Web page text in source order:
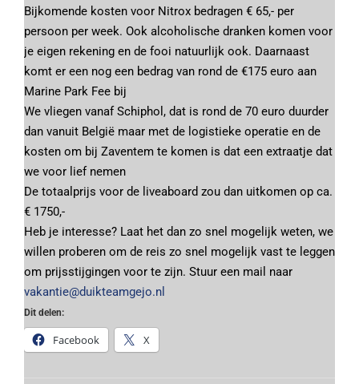
Bijkomende kosten voor Nitrox bedragen € 65,- per
persoon per week. Ook alcoholische dranken komen voor
je eigen rekening en de fooi natuurlijk ook. Daarnaast
komt er een nog een bedrag van rond de €175 euro aan
Marine Park Fee bij
We vliegen vanaf Schiphol, dat is rond de 70 euro duurder
dan vanuit België maar met de logistieke operatie en de
kosten om bij Zaventem te komen is dat een extraatje dat
we voor lief nemen
De totaalprijs voor de liveaboard zou dan uitkomen op ca.
€ 1750,-
Heb je interesse? Laat het dan zo snel mogelijk weten, we
willen proberen om de reis zo snel mogelijk vast te leggen
om prijsstijgingen voor te zijn. Stuur een mail naar
vakantie@duikteamgejo.nl
Dit delen:
Facebook X